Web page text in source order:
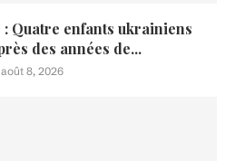
Quatre enfants ukrainiens
des années de...
août 8, 2026